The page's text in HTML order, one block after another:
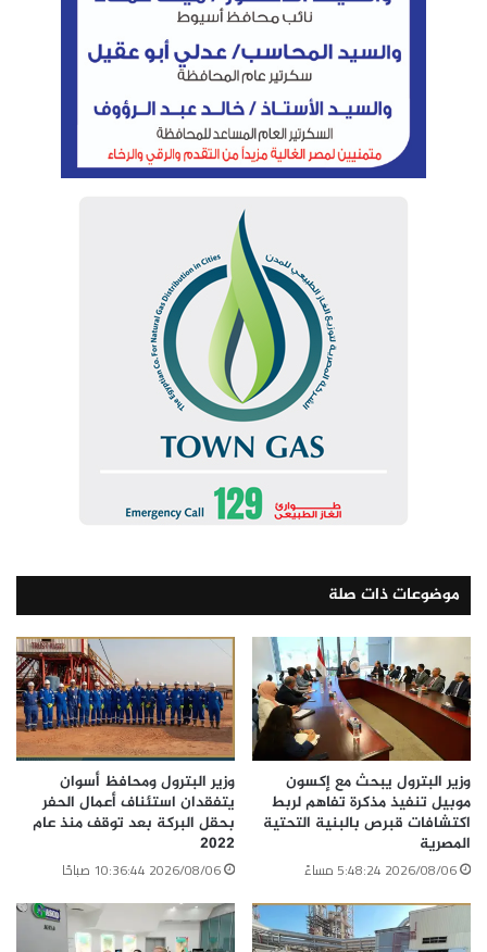
المهندس كريم بدوي وزير البترول والثروة المعدنية
هيئة الثروة المعدنية والصناعات التعدينية
موضوعات ذات صلة
وزير البترول يبحث مع إكسون
موبيل تنفيذ مذكرة تفاهم لربط
اكتشافات قبرص بالبنية التحتية
المصرية
2026/08/06 5:48:24 مساءً
وزير البترول ومحافظ أسوان
يتفقدان استئناف أعمال الحفر
بحقل البركة بعد توقف منذ عام
2022
2026/08/06 10:36:44 صباحًا